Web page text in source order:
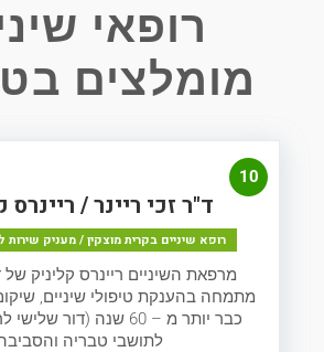
רופאי
מומלצים
10
ד"ר זכי ריינר / ריינרס
רופא שיניים בקרית מוצקין / מעניק שירות
מרפאת השיניים ריינרס קליניק של
מתמחה בהענקת טיפולי שיניים, שיקום
כבר יותר מ – 60 שנה (דור
לתושבי טבריה